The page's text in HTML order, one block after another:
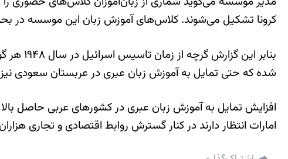
کرونا تشکیل می‌شوند. کلاس‌های آموزش زبان این موسسه در
بنابر
شده که حتی تمایل به آموزش زبان عبری در عربستان سعودی نیز
افزایش تمایل به آموزش زبان عبری در کشورهای عربی حاصل
امارات انتظار دارند در کنار گسترش روابط اقتصادی و تجاری